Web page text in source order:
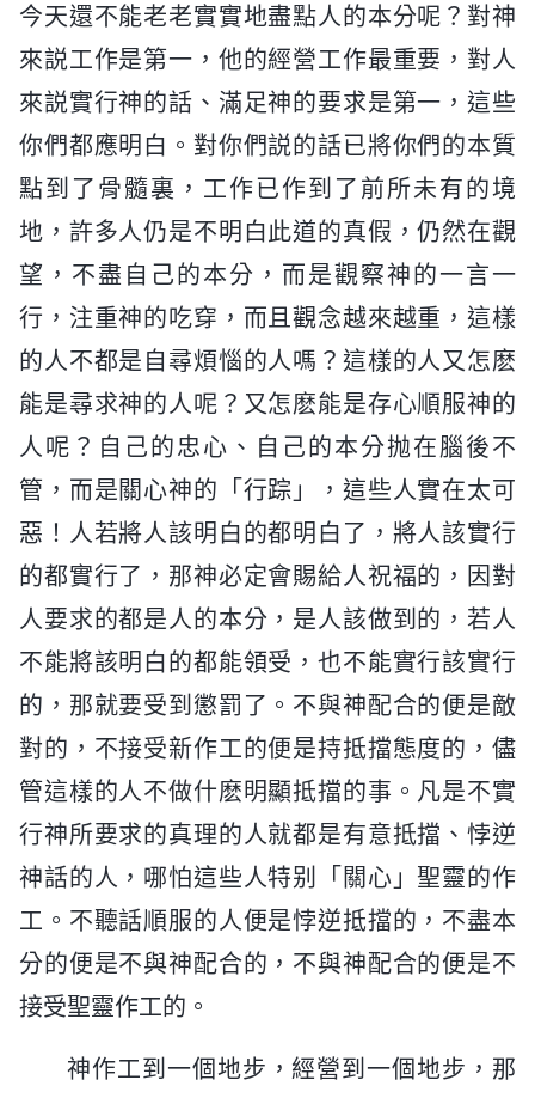
今天還不能老老實實地盡點人的本分呢？對神
來説工作是第一，他的經營工作最重要，對人
來説實行神的話、滿足神的要求是第一，這些
你們都應明白。對你們説的話已將你們的本質
點到了骨髓裏，工作已作到了前所未有的境
地，許多人仍是不明白此道的真假，仍然在觀
望，不盡自己的本分，而是觀察神的一言一
行，注重神的吃穿，而且觀念越來越重，這樣
的人不都是自尋煩惱的人嗎？這樣的人又怎麽
能是尋求神的人呢？又怎麽能是存心順服神的
人呢？自己的忠心、自己的本分抛在腦後不
管，而是關心神的「行踪」，這些人實在太可
惡！人若將人該明白的都明白了，將人該實行
的都實行了，那神必定會賜給人祝福的，因對
人要求的都是人的本分，是人該做到的，若人
不能將該明白的都能領受，也不能實行該實行
的，那就要受到懲罰了。不與神配合的便是敵
對的，不接受新作工的便是持抵擋態度的，儘
管這樣的人不做什麽明顯抵擋的事。凡是不實
行神所要求的真理的人就都是有意抵擋、悖逆
神話的人，哪怕這些人特别「關心」聖靈的作
工。不聽話順服的人便是悖逆抵擋的，不盡本
分的便是不與神配合的，不與神配合的便是不
接受聖靈作工的。
神作工到一個地步，經營到一個地步，那